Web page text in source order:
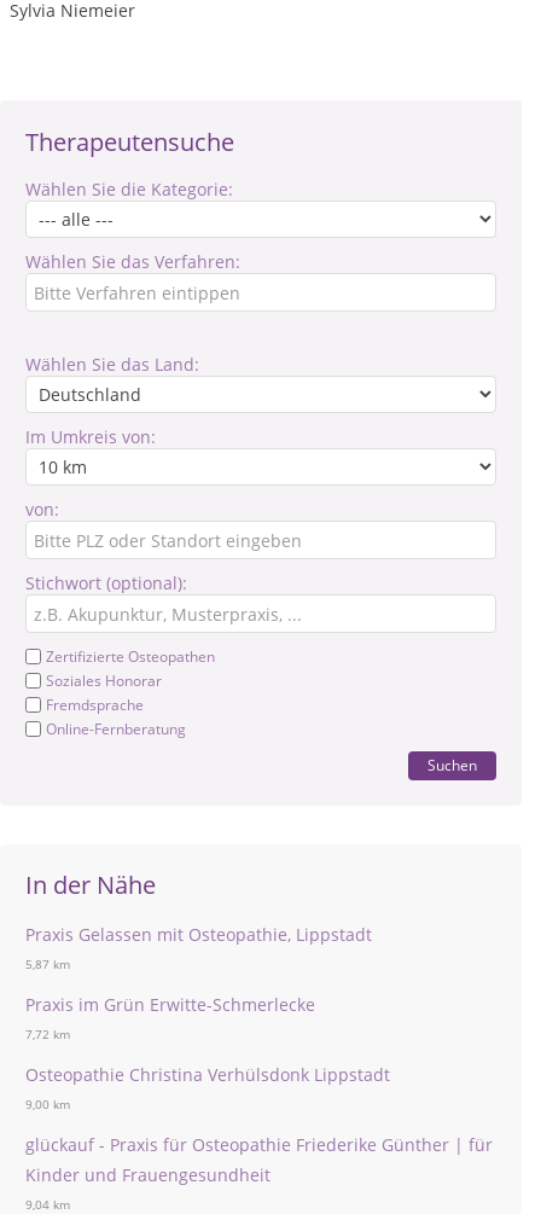
Therapeutensuche
Wählen Sie die Kategorie:
Wählen Sie das Verfahren:
Wählen Sie das Land:
Im Umkreis von:
von:
Stichwort (optional):
Zertifizierte Osteopathen
Soziales Honorar
Fremdsprache
Online-Fernberatung
Suchen
In der Nähe
Praxis Gelassen mit Osteopathie, Lippstadt
5,87 km
Praxis im Grün Erwitte-Schmerlecke
7,72 km
Osteopathie Christina Verhülsdonk Lippstadt
9,00 km
glückauf - Praxis für Osteopathie Friederike Günther | für
Kinder und Frauengesundheit
9,04 km
Sylvia Niemeier